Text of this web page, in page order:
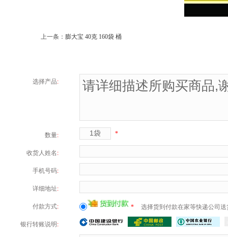
上一条： 膨大宝 40克 160袋 桶
选择产品:
数量: *
收货人姓名 :
手机号码:
详细地址:
付款方式: * 选择货到付款在家等快递公司
银行转账说明 :